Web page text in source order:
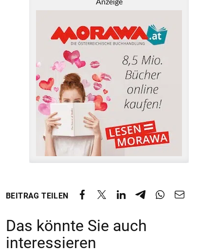
BEITRAG TEILEN
Das könnte Sie auch
interessieren